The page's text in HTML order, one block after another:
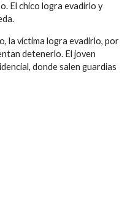
El chico logra evadirlo y
la víctima logra evadirlo, por
detenerlo. El joven
donde salen guardias